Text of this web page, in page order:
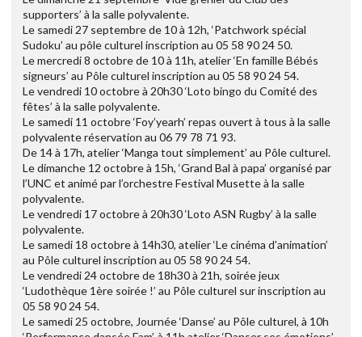
supporters’ à la salle polyvalente.
Le samedi 27 septembre de 10 à 12h, ‘Patchwork spécial
Sudoku’ au pôle culturel inscription au 05 58 90 24 50.
Le mercredi 8 octobre de 10 à 11h, atelier ‘En famille Bébés
signeurs’ au Pôle culturel inscription au 05 58 90 24 54.
Le vendredi 10 octobre à 20h30 ‘Loto bingo du Comité des
fêtes’ à la salle polyvalente.
Le samedi 11 octobre ‘Foy’yearh’ repas ouvert à tous à la salle
polyvalente réservation au 06 79 78 71 93.
De 14 à 17h, atelier ‘Manga tout simplement’ au Pôle culturel.
Le dimanche 12 octobre à 15h, ‘Grand Bal à papa’ organisé par
l’UNC et animé par l’orchestre Festival Musette à la salle
polyvalente.
Le vendredi 17 octobre à 20h30 ‘Loto ASN Rugby’ à la salle
polyvalente.
Le samedi 18 octobre à 14h30, atelier ‘Le cinéma d’animation’
au Pôle culturel inscription au 05 58 90 24 54.
Le vendredi 24 octobre de 18h30 à 21h, soirée jeux
‘Ludothèque 1ère soirée !’ au Pôle culturel sur inscription au
05 58 90 24 54.
Le samedi 25 octobre, Journée ‘Danse’ au Pôle culturel, à 10h